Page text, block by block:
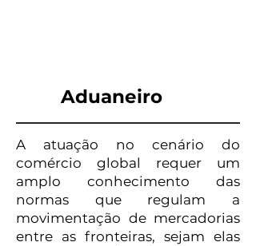
Aduaneiro
A atuação no cenário do
comércio global requer um
amplo conhecimento das
normas que regulam a
movimentação de mercadorias
entre as fronteiras, sejam elas